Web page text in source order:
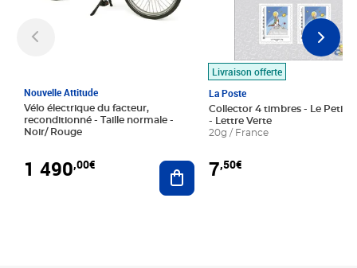
Nouvelle Attitude
Vélo électrique du facteur,
reconditionné - Taille normale -
Noir/ Rouge
1 490,00€ Ajouter au panier
Livraison offerte
La Poste
Collector 4 timbres - Le Petit
- Lettre Verte
20g / France
7,50€